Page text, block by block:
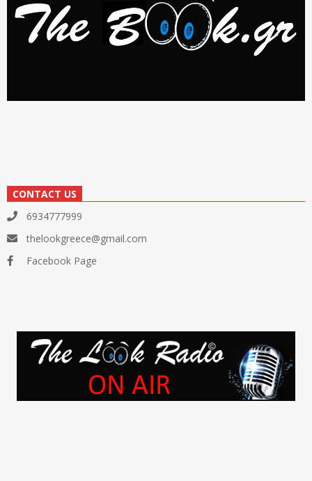
CONTACT US
6934777999
thelookgreece@gmail.com
Facebook Page